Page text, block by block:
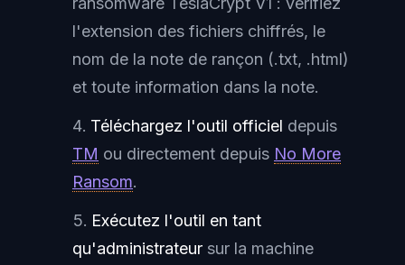
l'extension des fichiers chiffrés, le
nom de la note de rançon (.txt, .html)
et toute information dans la note.
Téléchargez l'outil officiel depuis
TM ou directement depuis No More
Ransom.
Exécutez l'outil en tant
qu'administrateur sur la machine